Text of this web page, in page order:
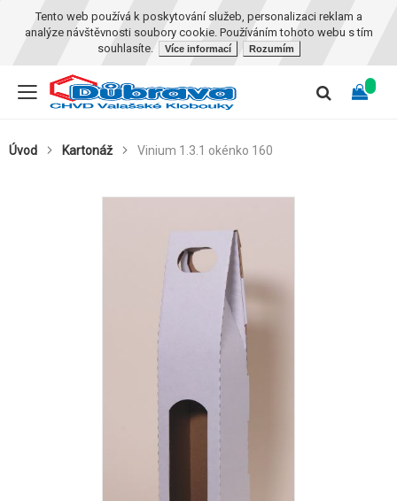
Tento web používá k poskytování služeb, personalizaci reklam a
analýze návštěvnosti soubory cookie. Používáním tohoto webu s tím
souhlasíte.
Více informací Rozumím
Úvod Kartonáž Vinium 1.3.1 okénko 160